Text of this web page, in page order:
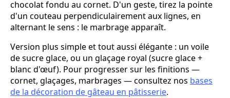
chocolat fondu au cornet. D'un geste, tirez la pointe
d'un couteau perpendiculairement aux lignes, en
alternant le sens : le marbrage apparaît.
Version plus simple et tout aussi élégante : un voile
de sucre glace, ou un glaçage royal (sucre glace +
blanc d'œuf). Pour progresser sur les finitions —
cornet, glaçages, marbrages — consultez nos bases
de la décoration de gâteau en pâtisserie.